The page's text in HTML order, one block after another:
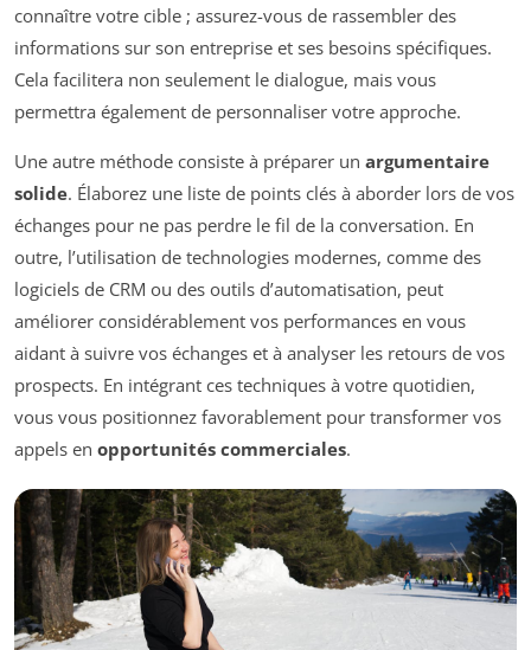
connaître votre cible ; assurez-vous de rassembler des
informations sur son entreprise et ses besoins spécifiques.
Cela facilitera non seulement le dialogue, mais vous
permettra également de personnaliser votre approche.
Une autre méthode consiste à préparer un argumentaire
solide. Élaborez une liste de points clés à aborder lors de vos
échanges pour ne pas perdre le fil de la conversation. En
outre, l’utilisation de technologies modernes, comme des
logiciels de CRM ou des outils d’automatisation, peut
améliorer considérablement vos performances en vous
aidant à suivre vos échanges et à analyser les retours de vos
prospects. En intégrant ces techniques à votre quotidien,
vous vous positionnez favorablement pour transformer vos
appels en opportunités commerciales.